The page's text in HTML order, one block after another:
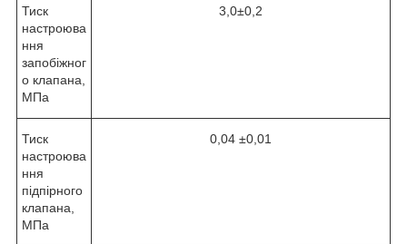
Тиск
настроюва
ння
запобіжног
о клапана,
МПа
3,0±0,2
Тиск
настроюва
ння
підпірного
клапана,
МПа
0,04 ±0,01